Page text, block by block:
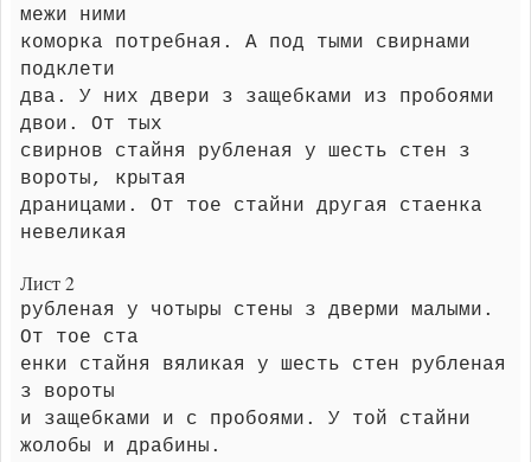
межи ними
коморка потребная. А под тыми свирнами
подклети
два. У них двери з защебками из пробоями
двои. От тых
свирнов стайня рубленая у шесть стен з
вороты, крытая
драницами. От тое стайни другая стаенка
невеликая
Лист 2
рубленая у чотыры стены з дверми малыми.
От тое ста
енки стайня вяликая у шесть стен рубленая
з вороты
и защебками и с пробоями. У той стайни
жолобы и драбины.